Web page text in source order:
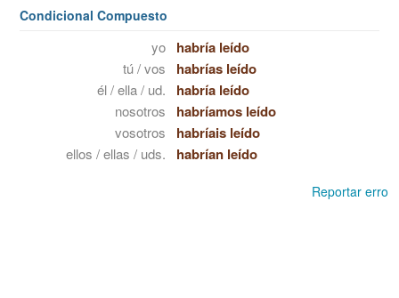
Condicional Compuesto
yo habría leído
tú / vos habrías leído
él / ella / ud. habría leído
nosotros habríamos leído
vosotros habríais leído
ellos / ellas / uds. habrían leído
Reportar erro